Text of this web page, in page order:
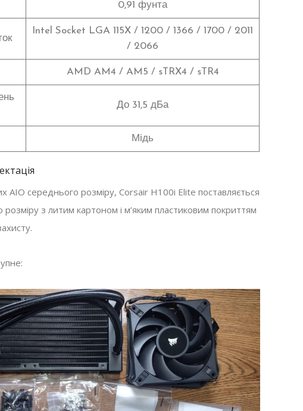
0,91 фунта
Intel Socket LGA 115X / 1200 / 1366 / 1700 / 2011
/ 2066
AMD AM4 / AM5 / sTRX4 / sTR4
До 31,5 дБа
Мідь
AIO середнього розміру, Corsair H100i Elite поставляється
розміру з литим картоном і м’яким пластиковим покриттям